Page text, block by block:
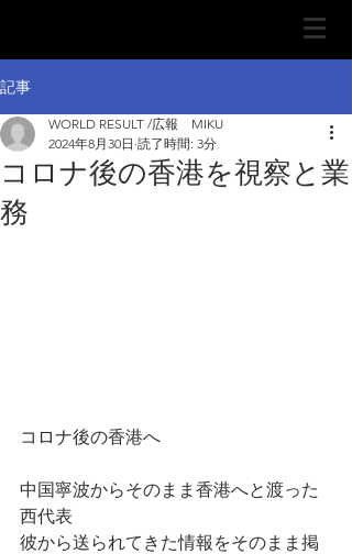
記事
コロナ後の香港を視察と業
務
WORLD RESULT /広報 MIKU
2024年8月30日 読了時間: 3分
コロナ後の香港へ
中国寧波からそのまま香港へと渡った
西代表
彼から送られてきた情報をそのまま掲